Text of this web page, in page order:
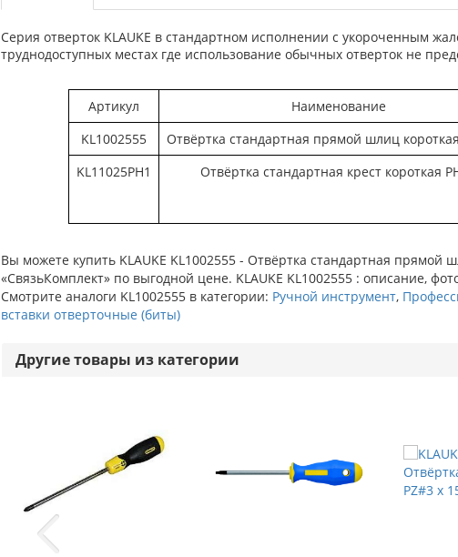
Серия отверток KLAUKE в стандартном исполнении с укороченным
труднодоступных местах где использование обычных отверток не
Артикул Наименование
KL1002555
Отвёртка стандартная прямой шлиц
KL11025PH1
Отвёртка стандартная крест короткая
Вы можете купить KLAUKE KL1002555 - Отвёртка стандартная прямой
«СвязьКомплект» по выгодной цене. KLAUKE KL1002555 : описание,
Смотрите аналоги KL1002555 в категории: Ручной инструмент,
вставки отверточные (биты)
Другие товары из категории